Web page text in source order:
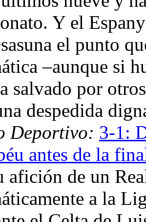
Y el
el punto
–aunque si
salvado por
despedida
Deportivo: 3-1:
antes de la
afición de un
a la